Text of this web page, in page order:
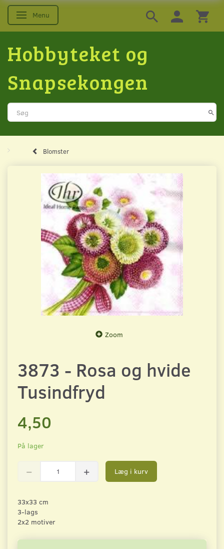
Skifte navigation
Menu
Hobbyteket og
Snapsekongen
Blomster
Zoom
3873 - Rosa og hvide
Tusindfryd
4,50
På lager
Læg i kurv
33x33 cm
3-lags
2x2 motiver